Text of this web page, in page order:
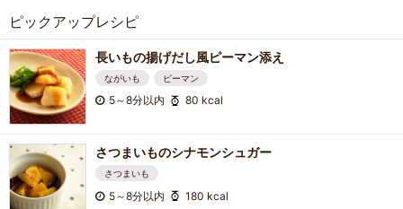
ピックアップレシピ
長いもの揚げだし風ピーマン添え
ながいも ピーマン
5～8分以内 80 kcal
さつまいものシナモンシュガー
さつまいも
5～8分以内 180 kcal